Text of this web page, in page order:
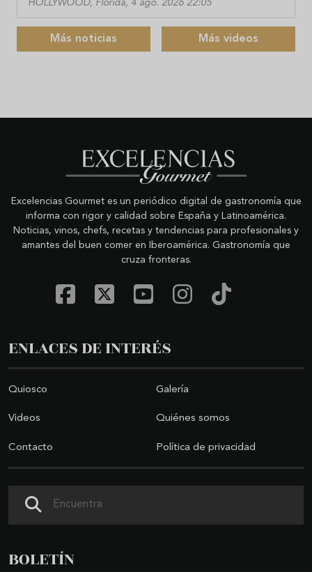
HOLLYWOOD, Florida, 4 ago. 2026 22:05
Más noticias Más videos
Excelencias Gourmet es un periódico digital de gastronomía que
informa con rigor y calidad sobre España y Latinoamérica.
Noticias, vinos, chefs, recetas y tendencias para profesionales y
amantes del buen comer en Iberoamérica. Gastronomía que
cruza fronteras.
ENLACES DE INTERÉS
Quiosco Galería
Videos Quiénes somos
Contacto Política de privacidad
BOLETÍN